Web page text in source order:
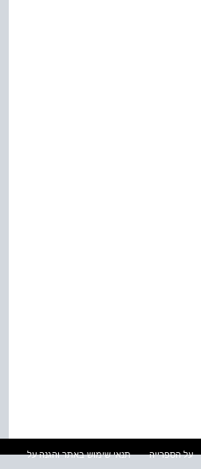
על הספרייה
תנאי שימוש באתר והגנה על